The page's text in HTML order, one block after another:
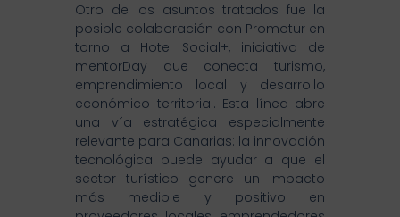
Otro de los asuntos tratados fue la
posible colaboración con Promotur en
torno a Hotel Social+, iniciativa de
mentorDay que conecta turismo,
emprendimiento local y desarrollo
económico territorial. Esta línea abre
una vía estratégica especialmente
relevante para Canarias: la innovación
tecnológica puede ayudar a que el
sector turístico genere un impacto
más medible y positivo en